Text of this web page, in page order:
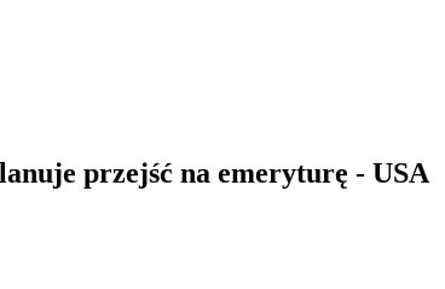
przejść na emeryturę - USA